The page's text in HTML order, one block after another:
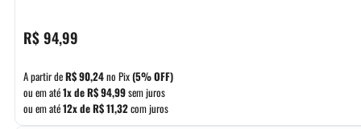
R$94,99
A partir deR$90,24no Pix(5% OFF)
ou em até1x deR$94,99sem juros
ou em até12x deR$11,32com juros